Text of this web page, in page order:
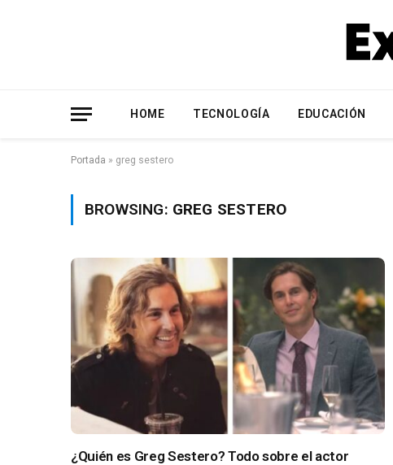
HOME TECNOLOGÍA EDUCACIÓN
Portada » greg sestero
BROWSING: GREG SESTERO
¿Quién es Greg Sestero? Todo sobre el actor